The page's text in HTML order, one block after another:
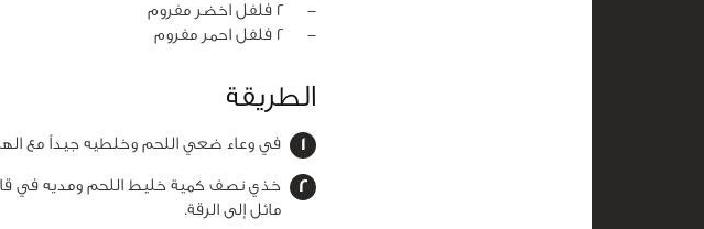
‏-
2 فلفل اخضر مفروم
‏-
2 فلفل احمر مفروم
الطريقة
في وعاء ضعي اللحم وخلطيه جيداً مع
خذي نصف كمية خليط اللحم ومديه في
مائل إلى الرقة.